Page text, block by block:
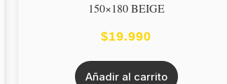
150×180 BEIGE
$19.990
Añadir al carrito